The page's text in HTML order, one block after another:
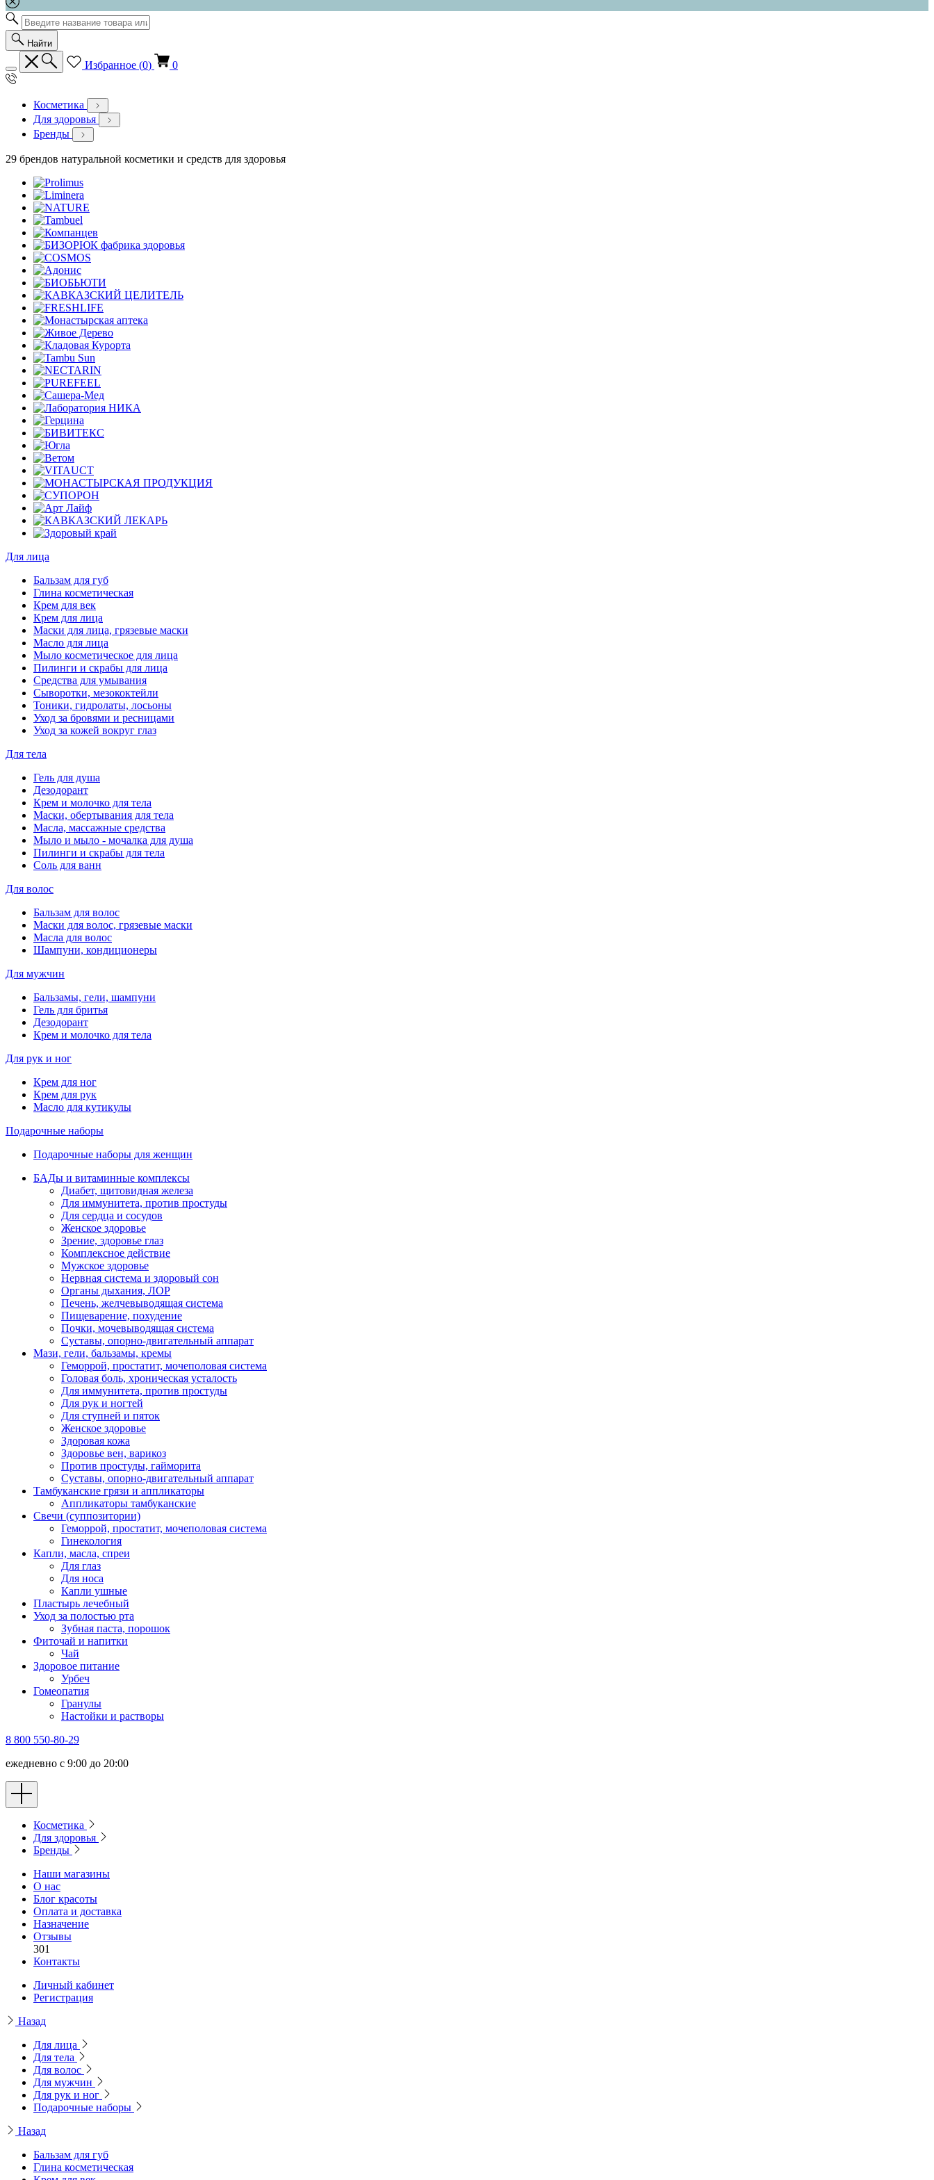
Найти
Избранное (0) 0
Косметика
Для здоровья
Бренды
29 брендов натуральной косметики и средств для здоровья
Для лица
Бальзам для губ
Глина косметическая
Крем для век
Крем для лица
Маски для лица, грязевые маски
Масло для лица
Мыло косметическое для лица
Пилинги и скрабы для лица
Средства для умывания
Сыворотки, мезококтейли
Тоники, гидролаты, лосьоны
Уход за бровями и ресницами
Уход за кожей вокруг глаз
Для тела
Гель для душа
Дезодорант
Крем и молочко для тела
Маски, обертывания для тела
Масла, массажные средства
Мыло и мыло - мочалка для душа
Пилинги и скрабы для тела
Соль для ванн
Для волос
Бальзам для волос
Маски для волос, грязевые маски
Масла для волос
Шампуни, кондиционеры
Для мужчин
Бальзамы, гели, шампуни
Гель для бритья
Дезодорант
Крем и молочко для тела
Для рук и ног
Крем для ног
Крем для рук
Масло для кутикулы
Подарочные наборы
Подарочные наборы для женщин
БАДы и витаминные комплексы
Диабет, щитовидная железа
Для иммунитета, против простуды
Для сердца и сосудов
Женское здоровье
Зрение, здоровье глаз
Комплексное действие
Мужское здоровье
Нервная система и здоровый сон
Органы дыхания, ЛОР
Печень, желчевыводящая система
Пищеварение, похудение
Почки, мочевыводящая система
Суставы, опорно-двигательный аппарат
Мази, гели, бальзамы, кремы
Геморрой, простатит, мочеполовая система
Головая боль, хроническая усталость
Для иммунитета, против простуды
Для рук и ногтей
Для ступней и пяток
Женское здоровье
Здоровая кожа
Здоровье вен, варикоз
Против простуды, гайморита
Суставы, опорно-двигательный аппарат
Тамбуканские грязи и аппликаторы
Аппликаторы тамбуканские
Свечи (суппозитории)
Геморрой, простатит, мочеполовая система
Гинекология
Капли, масла, спреи
Для глаз
Для носа
Капли ушные
Пластырь лечебный
Уход за полостью рта
Зубная паста, порошок
Фиточай и напитки
Чай
Здоровое питание
Урбеч
Гомеопатия
Гранулы
Настойки и растворы
8 800 550-80-29
ежедневно с 9:00 до 20:00
Косметика
Для здоровья
Бренды
Наши магазины
О нас
Блог красоты
Оплата и доставка
Назначение
Отзывы
301
Контакты
Личный кабинет
Регистрация
Назад
Для лица
Для тела
Для волос
Для мужчин
Для рук и ног
Подарочные наборы
Назад
Бальзам для губ
Глина косметическая